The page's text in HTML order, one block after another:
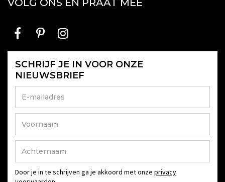
SCHRIJF JE IN VOOR ONZE
NIEUWSBRIEF
Door je in te schrijven ga je akkoord met onze privacy